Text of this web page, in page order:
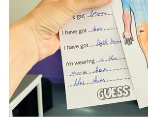
Fin d'année scolaire Projet USA